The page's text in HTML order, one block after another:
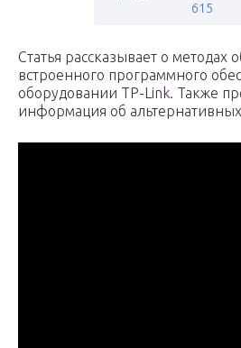
615
Статья рассказывает о методах
встроенного программного
оборудовании TP-Link. Также
информация об